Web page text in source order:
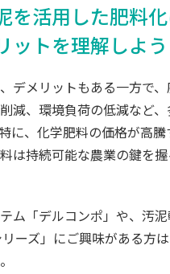
を活用した肥料化
ットを理解しよう
デメリットもある一方で
減、環境負荷の低減など、
に、化学肥料の価格が高騰
は持続可能な農業の鍵を
ム「デルコンポ」や、汚
ーズ」にご興味がある方